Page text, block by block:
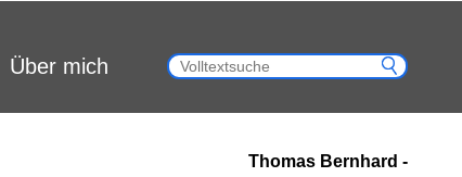
Über mich
Thomas Bernhard -